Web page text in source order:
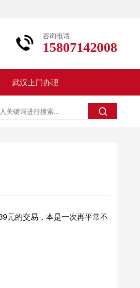
咨询电话
15807142008
武汉上门办理
元的交易，本是一次再平常不